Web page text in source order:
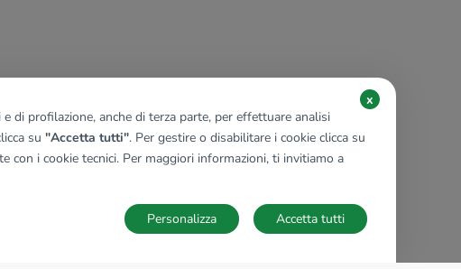
di profilazione, anche di terza parte, per effettuare analisi
su "Accetta tutti". Per gestire o disabilitare i cookie clicca su
con i cookie tecnici. Per maggiori informazioni, ti invitiamo a
x
Accetta tutti
Personalizza